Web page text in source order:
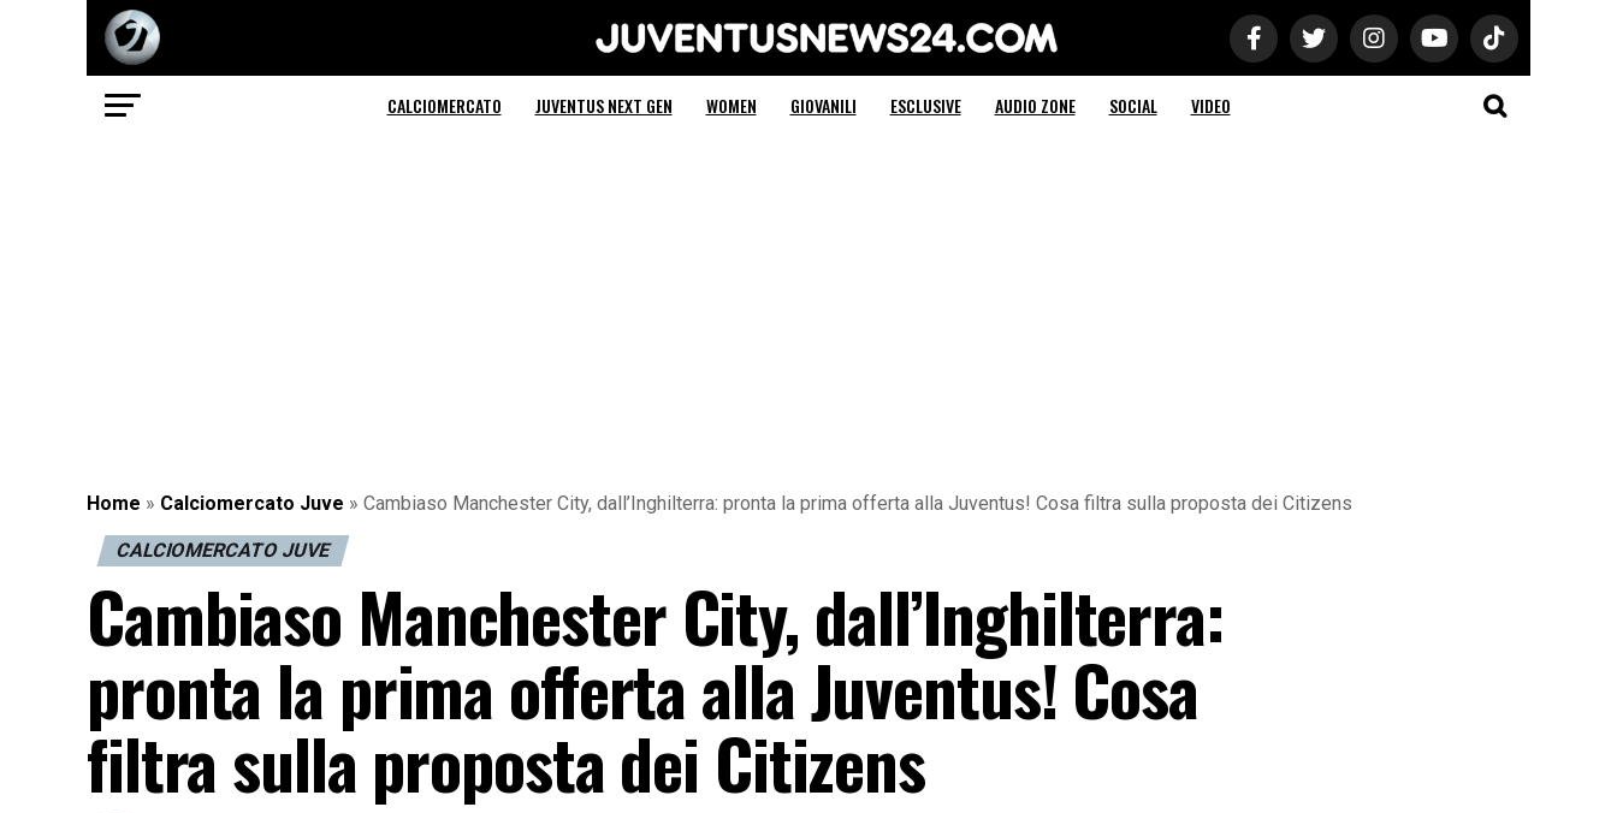
Juventus News 24
CALCIOMERCATO JUVENTUS NEXT GEN WOMEN GIOVANILI ESCLUSIVE AUDIO ZONE SOCIAL VIDEO
Home » Calciomercato Juve » Cambiaso Manchester City, dall’Inghilterra: pronta la prima offerta alla Juventus! Cosa filtra sulla proposta dei Citizens
CALCIOMERCATO JUVE
Cambiaso Manchester City, dall’Inghilterra:
pronta la prima offerta alla Juventus! Cosa
filtra sulla proposta dei Citizens